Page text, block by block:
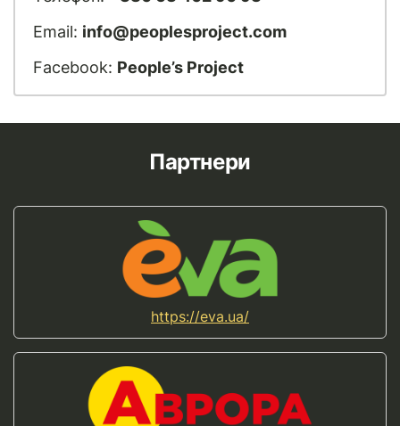
Email: info@peoplesproject.com
Facebook: People’s Project
Партнери
https://eva.ua/